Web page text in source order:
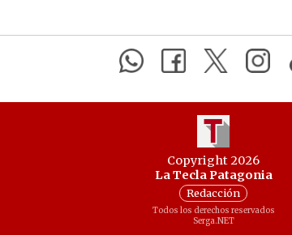
Copyright 2026
La Tecla Patagonia
Redacción
Todos los derechos reservados
Serga.NET